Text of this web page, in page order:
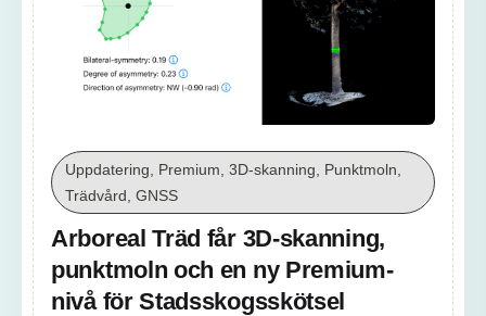
Uppdatering, Premium, 3D-skanning, Punktmoln,
Trädvård, GNSS
Arboreal Träd får 3D-skanning,
punktmoln och en ny Premium-
nivå för Stadsskogsskötsel